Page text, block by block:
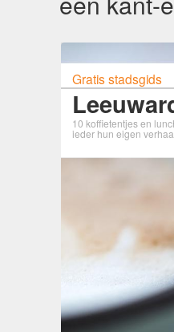
Gratis stadsgids
10 koffietentjes en
ieder hun eigen